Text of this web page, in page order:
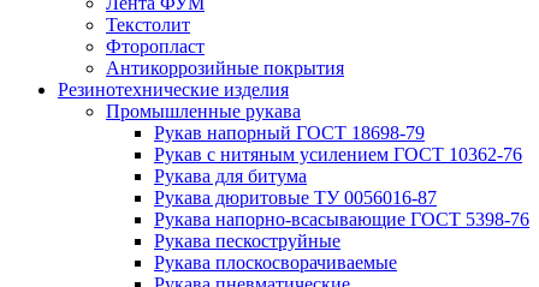
Текстолит
Фторопласт
Антикоррозийные покрытия
Резинотехнические изделия
Промышленные рукава
Рукав напорный ГОСТ 18698-79
Рукав с нитяным усилением ГОСТ 10362-76
Рукава для битума
Рукава дюритовые ТУ 0056016-87
Рукава напорно-всасывающие ГОСТ 5398-76
Рукава пескоструйные
Рукава плоскосворачиваемые